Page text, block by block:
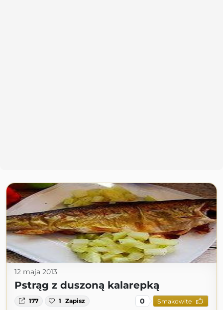
12 maja 2013
Pstrąg z duszoną kalarepką
177 1 Zapisz 0 Smakowite